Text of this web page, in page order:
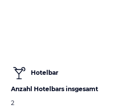
Hotelbar
Anzahl Hotelbars insgesamt
2